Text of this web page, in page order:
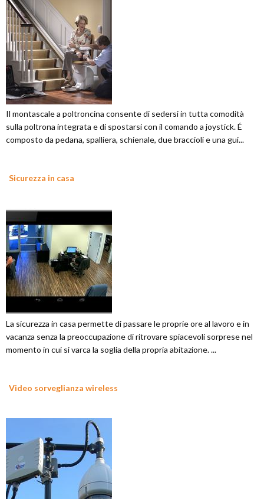
Il montascale a poltroncina consente di sedersi in tutta comodità
sulla poltrona integrata e di spostarsi con il comando a joystick. É
composto da pedana, spalliera, schienale, due braccioli e una gui...
Sicurezza in casa
La sicurezza in casa permette di passare le proprie ore al lavoro e in
vacanza senza la preoccupazione di ritrovare spiacevoli sorprese nel
momento in cui si varca la soglia della propria abitazione. ...
Video sorveglianza wireless